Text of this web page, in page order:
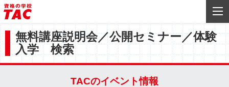
無料講座説明会／公開セミナー／体験
入学 検索
TACのイベント情報